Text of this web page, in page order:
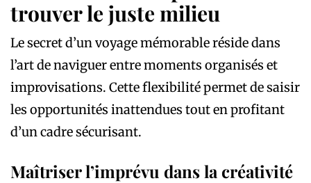
trouver le juste milieu
Le secret d’un voyage mémorable réside dans
l’art de naviguer entre moments organisés et
improvisations. Cette flexibilité permet de saisir
les opportunités inattendues tout en profitant
d’un cadre sécurisant.
Maîtriser l’imprévu dans la créativité